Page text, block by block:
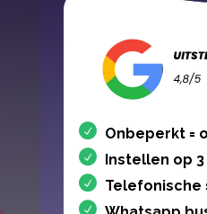
Onbeperkt =
Instellen op
Telefonische